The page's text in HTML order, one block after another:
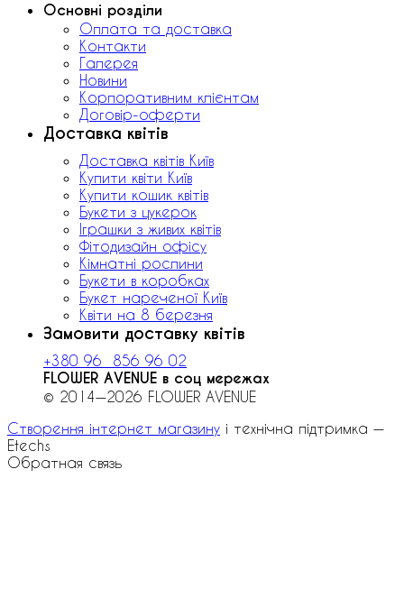
Основні розділи
Оплата та доставка
Контакти
Галерея
Новини
Корпоративним клієнтам
Договір-оферти
Доставка квітів
Доставка квітів Київ
Купити квіти Київ
Купити кошик квітів
Букети з цукерок
Іграшки з живих квітів
Фітодизайн офісу
Кімнатні рослини
Букети в коробках
Букет нареченої Київ
Квіти на 8 березня
Замовити доставку квітів
+380 96 856 96 02
FLOWER AVENUE в соц мережах
© 2014—2026 FLOWER AVENUE
Створення інтернет магазину і технічна підтримка —
Etechs
Обратная связь